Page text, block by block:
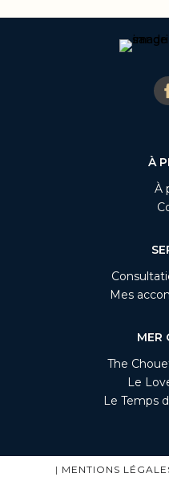
À
À
Mes
MER
The
Le
Le Temps
| MENTIONS